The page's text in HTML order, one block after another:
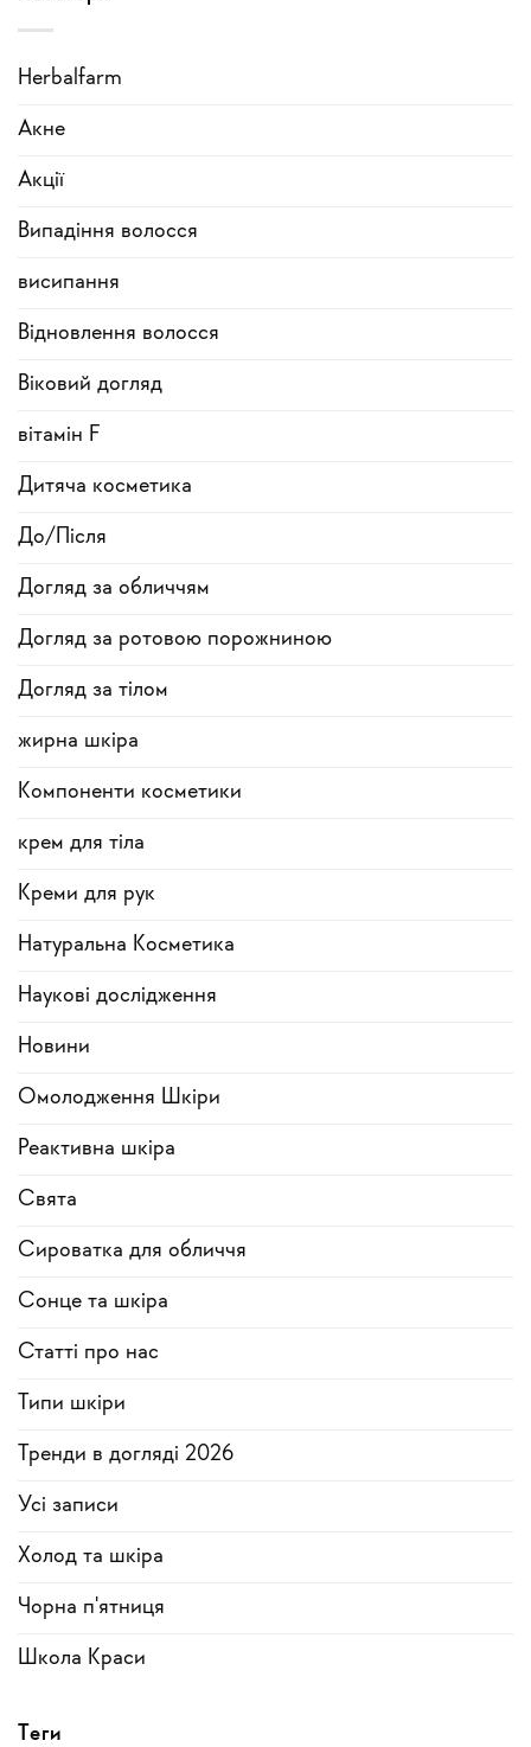
Herbalfarm
Акне
Акції
Випадіння волосся
висипання
Відновлення волосся
Віковий догляд
вітамін F
Дитяча косметика
До/Після
Догляд за обличчям
Догляд за ротовою порожниною
Догляд за тілом
жирна шкіра
Компоненти косметики
крем для тіла
Креми для рук
Натуральна Косметика
Наукові дослідження
Новини
Омолодження Шкіри
Реактивна шкіра
Свята
Сироватка для обличчя
Сонце та шкіра
Статті про нас
Типи шкіри
Тренди в догляді 2026
Усi записи
Холод та шкіра
Чорна п'ятниця
Школа Краси
Теги